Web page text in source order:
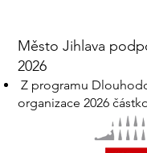
Město Jihlava
2026
Z programu
organizace 2026